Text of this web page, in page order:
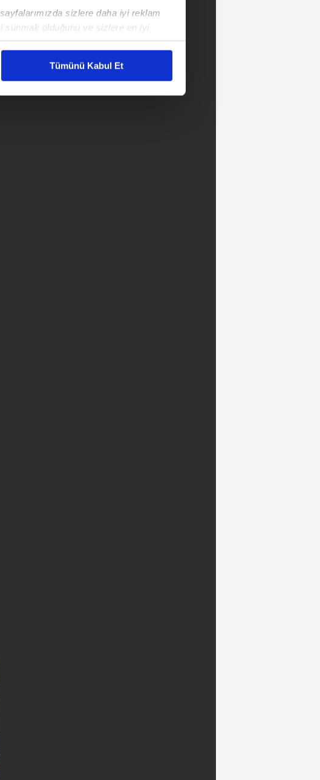
sizlere daha iyi reklam
sunmak olduğunu ve sizlere en iyi
maliyetlerimizi karşılamak
toplumu hizmetlerinin sunulması
ve sizlere yönelik
ilişkin detaylı bilgi için Ayarlar
okumak ve sitemizde ilgili
Tümünü Kabul Et